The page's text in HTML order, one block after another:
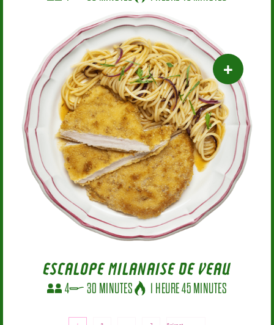
ESCALOPE MILANAISE DE VEAU
4 30 MINUTES 1 HEURE 45 MINUTES